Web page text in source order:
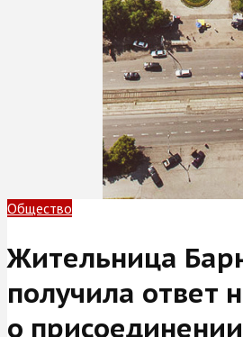
Общество
Жительница
получила ответ
о присоединении